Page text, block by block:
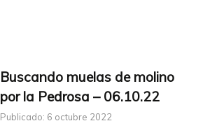
Buscando muelas de molino
por la Pedrosa – 06.10.22
Publicado: 6 octubre 2022